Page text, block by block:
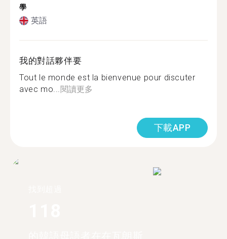
學
英語
我的對話夥伴要
Tout le monde est la bienvenue pour discuter
avec mo...閱讀更多
下載APP